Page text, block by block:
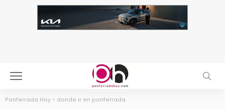
Ponferrada Hoy > donde ir en ponferrada